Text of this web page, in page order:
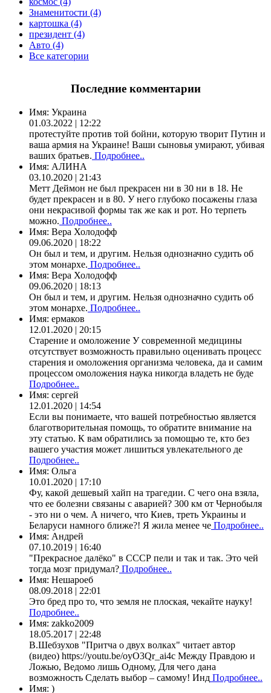
Знаменитости (4)
картошка (4)
президент (4)
Авто (4)
Все категории
Последние комментарии
Имя: Украина
01.03.2022 | 12:22
протестуйте против той бойни, которую творит Путин и
ваша армия на Украине! Ваши сыновья умирают, убивая
ваших братьев. Подробнее..
Имя: АЛИНА
03.10.2020 | 21:43
Метт Деймон не был прекрасен ни в 30 ни в 18. Не
будет прекрасен и в 80. У него глубоко посажены глаза
они некрасивой формы так же как и рот. Но терпеть
можно. Подробнее..
Имя: Вера Холодофф
09.06.2020 | 18:22
Он был и тем, и другим. Нельзя однозначно судить об
этом монархе. Подробнее..
Имя: Вера Холодофф
09.06.2020 | 18:13
Он был и тем, и другим. Нельзя однозначно судить об
этом монархе. Подробнее..
Имя: ермаков
12.01.2020 | 20:15
Старение и омоложение У современной медицины
отсутствует возможность правильно оценивать процесс
старения и омоложения организма человека, да и самим
процессом омоложения наука никогда владеть не буде
Подробнее..
Имя: сергей
12.01.2020 | 14:54
Если вы понимаете, что вашей потребностью является
благотворительная помощь, то обратите внимание на
эту статью. К вам обратились за помощью те, кто без
вашего участия может лишиться увлекательного де
Подробнее..
Имя: Ольга
10.01.2020 | 17:10
Фу, какой дешевый хайп на трагедии. С чего она взяла,
что ее болезни связаны с аварией? 300 км от Чернобыля
- это ни о чем. А ничего, что Киев, треть Украины и
Беларуси намного ближе?! Я жила менее че Подробнее..
Имя: Андрей
07.10.2019 | 16:40
"Прекрасное далёко" в СССР пели и так и так. Это чей
тогда мозг придумал? Подробнее..
Имя: Нешароеб
08.09.2018 | 22:01
Это бред про то, что земля не плоская, чекайте науку!
Подробнее..
Имя: zakko2009
18.05.2017 | 22:48
В.Шебзухов "Притча о двух волках" читает автор
(видео) https://youtu.be/oyO3Qr_ai4c Между Правдою и
Ложью, Ведомо лишь Одному, Для чего дана
возможность Сделать выбор – самому! Инд Подробнее..
Имя: )